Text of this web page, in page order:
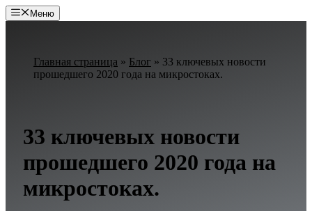
Перейти
к
Меню
Главная страница » Блог » 33 ключевых новости
прошедшего 2020 года на микростоках.
33 ключевых новости
прошедшего 2020 года на
микростоках.